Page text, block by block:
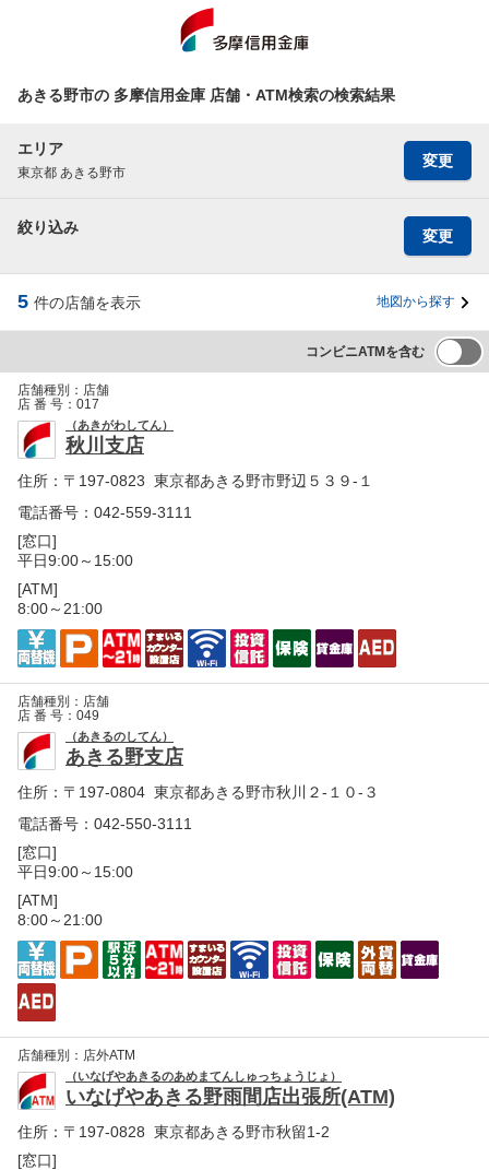
あきる野市の 多摩信用金庫 店舗・ATM検索の検索結果
エリア
東京都 あきる野市
変更
絞り込み 変更
5 件の店舗を表示 地図から探す
コンビニATMを含む
店舗種別： 店舗
店 番 号： 017
（あきがわしてん）
秋川支店
住所： 〒197-0823 東京都あきる野市野辺５３９-１
電話番号：042-559-3111
[窓口]
平日9:00～15:00
[ATM]
8:00～21:00
店舗種別： 店舗
店 番 号： 049
（あきるのしてん）
あきる野支店
住所： 〒197-0804 東京都あきる野市秋川２-１０-３
電話番号：042-550-3111
[窓口]
平日9:00～15:00
[ATM]
8:00～21:00
店舗種別： 店外ATM
（いなげやあきるのあめまてんしゅっちょうじょ）
いなげやあきる野雨間店出張所(ATM)
住所： 〒197-0828 東京都あきる野市秋留1-2
[窓口]